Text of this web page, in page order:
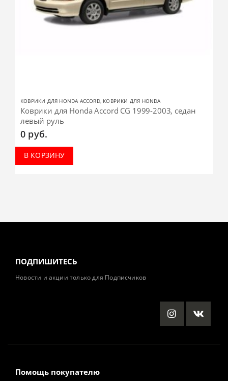
КОВРИКИ ДЛЯ HONDA ACCORD, КОВРИКИ ДЛЯ HONDA
Коврики для Honda Accord CG 1999-2003, седан
левый руль
0 руб.
В КОРЗИНУ
ПОДПИШИТЕСЬ
Новости и акции только для Подписчиков
Помощь покупателю